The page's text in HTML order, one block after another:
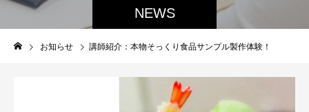
NEWS
お知らせ 講師紹介：本物そっくり食品サンプル製作体験！